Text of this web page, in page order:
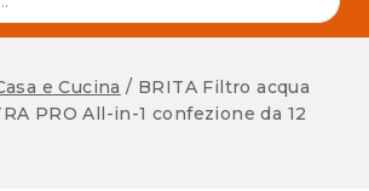
e Cucina / BRITA Filtro acqua
PRO All-in-1 confezione da 12